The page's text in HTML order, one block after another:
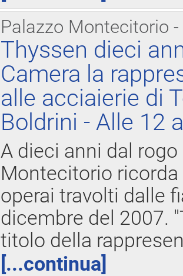
Palazzo Montecitorio
Thyssen dieci
Camera la
alle acciaierie di
Boldrini - Alle 12
A dieci anni dal
Montecitorio
operai travolti dalle
dicembre del 2007.
titolo della
[...continua]